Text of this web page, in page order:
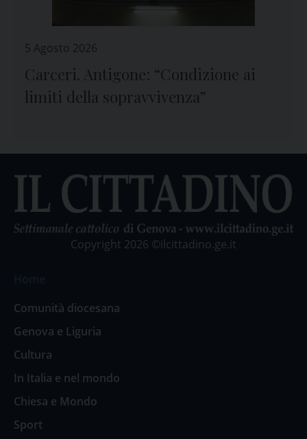
5 Agosto 2026
Carceri. Antigone: “Condizione ai
limiti della sopravvivenza”
Copyright 2026 ©ilcittadino.ge.it
Comunità diocesana
Genova e Liguria
Cultura
In Italia e nel mondo
Chiesa e Mondo
Sport